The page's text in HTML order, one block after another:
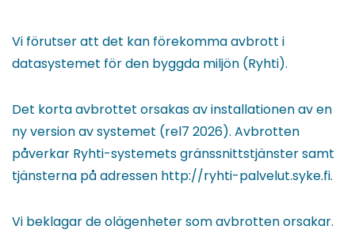
Vi förutser att det kan förekomma avbrott i
datasystemet för den byggda miljön (Ryhti).
Det korta avbrottet orsakas av installationen av en
ny version av systemet (rel7 2026). Avbrotten
påverkar Ryhti-systemets gränssnittstjänster samt
tjänsterna på adressen http://ryhti-palvelut.syke.fi.
Vi beklagar de olägenheter som avbrotten orsakar.